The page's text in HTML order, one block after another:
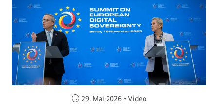
Veröffentlicht am:
29. Mai 2026 • Video